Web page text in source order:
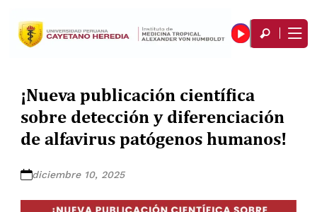
¡Nueva publicación científica
sobre detección y diferenciación
de alfavirus patógenos humanos!
diciembre 10, 2025